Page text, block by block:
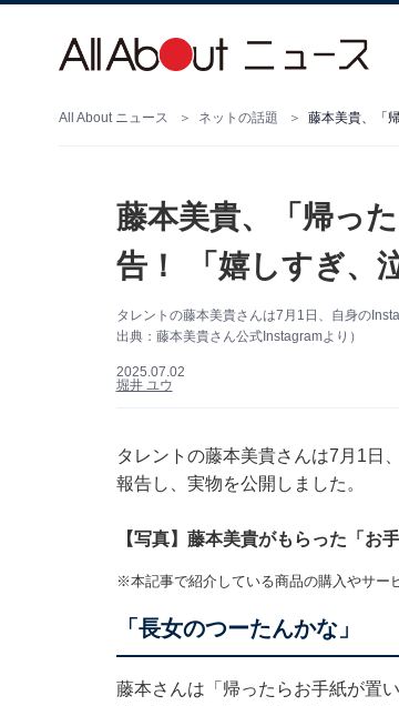
All About ニュース ネットの話題
藤本美貴、「帰っ
告！ 「嬉しすぎ、
タレントの藤本美貴さんは7月1日、自身の
出典：藤本美貴さん公式Instagramより）
2025.07.02
堀井 ユウ
タレントの藤本美貴さんは7月1日
報告し、実物を公開しました。
【写真】藤本美貴がもらった「お手
※本記事で紹介している商品の購入やサー
「長女のつーたんかな」
藤本さんは「帰ったらお手紙が